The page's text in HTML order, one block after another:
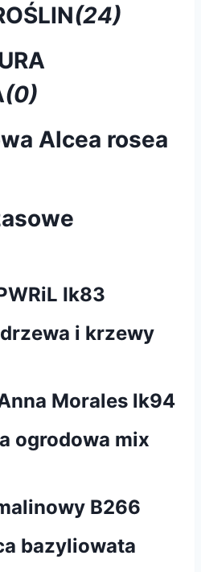
(24)
(0)
Alcea rosea
Ik83
i krzewy
Morales lk94
ogrodowa mix
B266
bazyliowata